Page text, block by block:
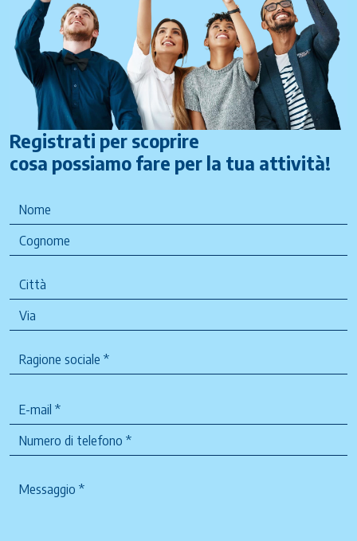
Registrati per scoprire
cosa possiamo fare per la tua attività!